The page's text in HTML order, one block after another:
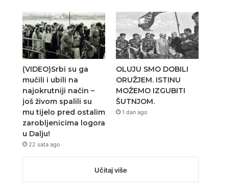
(VIDEO)Srbi su ga
mučili i ubili na
najokrutniji način –
još živom spalili su
mu tijelo pred ostalim
zarobljenicima logora
u Dalju!
22 sata ago
OLUJU SMO DOBILI
ORUŽJEM. ISTINU
MOŽEMO IZGUBITI
ŠUTNJOM.
1 dan ago
Učitaj više